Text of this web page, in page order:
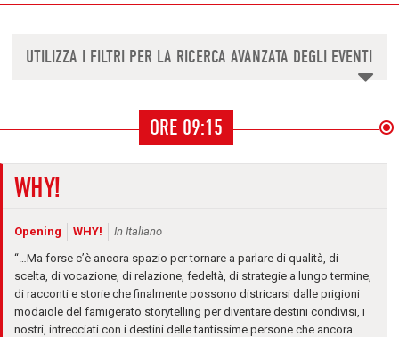
UTILIZZA I FILTRI PER LA RICERCA AVANZATA DEGLI EVENTI
ORE 09:15
WHY!
Opening WHY!
In Italiano
“…Ma forse c’è ancora spazio per tornare a parlare di qualità, di
scelta, di vocazione, di relazione, fedeltà, di strategie a lungo termine,
di racconti e storie che finalmente possono districarsi dalle prigioni
modaiole del famigerato storytelling per diventare destini condivisi, i
nostri, intrecciati con i destini delle tantissime persone che ancora